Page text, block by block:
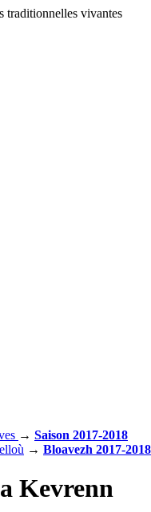
traditionnelles vivantes
→ Saison 2017-2018
→ Bloavezh 2017-2018
Kevrenn